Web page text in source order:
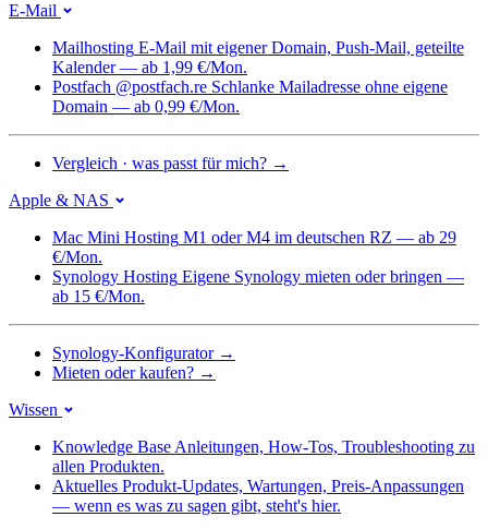
E-Mail
Mailhosting E-Mail mit eigener Domain, Push-Mail, geteilte
Kalender — ab 1,99 €/Mon.
Postfach @postfach.re Schlanke Mailadresse ohne eigene
Domain — ab 0,99 €/Mon.
Vergleich · was passt für mich? →
Apple & NAS
Mac Mini Hosting M1 oder M4 im deutschen RZ — ab 29
€/Mon.
Synology Hosting Eigene Synology mieten oder bringen —
ab 15 €/Mon.
Synology-Konfigurator →
Mieten oder kaufen? →
Wissen
Knowledge Base Anleitungen, How-Tos, Troubleshooting zu
allen Produkten.
Aktuelles Produkt-Updates, Wartungen, Preis-Anpassungen
— wenn es was zu sagen gibt, steht's hier.